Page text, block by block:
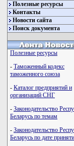
Полезные ресурсы
Контакты
Новости сайта
Поиск документа
Полезные ресурсы
- Таможенный кодекс
таможенного союза
- Каталог предприятий и
организаций СНГ
- Законодательство
Беларусь по темам
- Законодательство
Беларусь по дате